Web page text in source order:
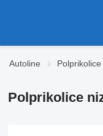
Autoline Polprikolice
Polprikolice